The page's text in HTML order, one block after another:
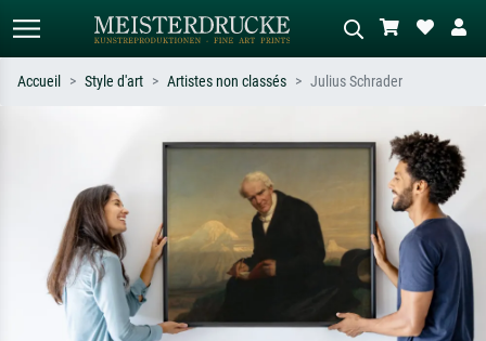
ex. Monet, Nuit étoilée,
impressionnisme, vague de Hokusai,
nu.
Décrivez la scène – ex. prairie verte,
abstrait avec beaucoup de rouge,
tableau sombre, nu debout près d'un
Accueil Style d'art Artistes non classés Julius Schrader